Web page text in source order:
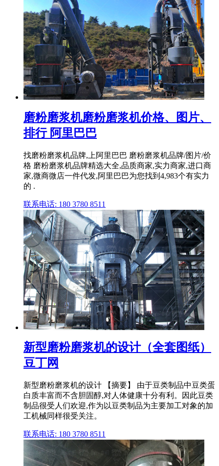
磨粉磨浆机磨粉磨浆机价格、图片、
排行 阿里巴巴
找磨粉磨浆机品牌,上阿里巴巴 磨粉磨浆机品牌/图片/价
格 磨粉磨浆机品牌精选大全,品质商家,实力商家,进口商
家,微商微店一件代发,阿里巴巴为您找到4,983个有实力
的 .
联系电话: 180 3780 8511
新型磨粉磨浆机的设计（全套图纸）
豆丁网
新型磨粉磨浆机的设计 【摘要】 由于豆类制品中豆类蛋
白质丰富而不含胆固醇,对人体健康十分有利。因此豆类
制品很受人们欢迎,作为以豆类制品为主要加工对象的加
工机械同样很受关注。
联系电话: 180 3780 8511